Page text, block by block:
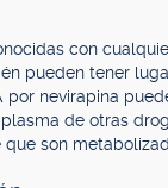
con
pueden tener
por nevirapina
de otras
son